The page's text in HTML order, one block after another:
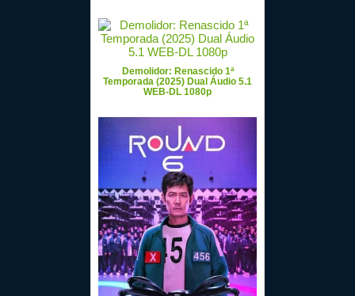
Demolidor: Renascido 1ª
Temporada (2025) Dual Áudio 5.1
WEB-DL 1080p